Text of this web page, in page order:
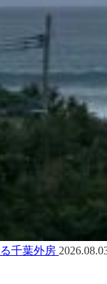
千葉外房